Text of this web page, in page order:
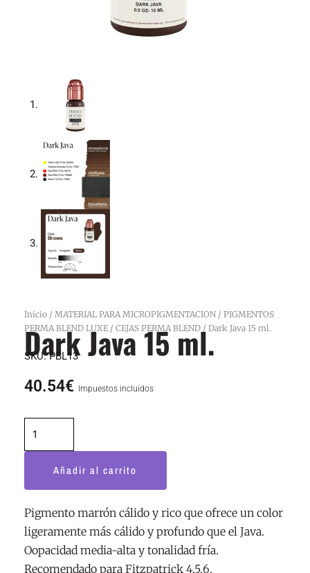
Inicio / MATERIAL PARA MICROPIGMENTACION / PIGMENTOS
PERMA BLEND LUXE/ CEJAS PERMA BLEND / Dark Java 15 ml.
Dark Java 15 ml.
SKU:PBL13
40.54€ Impuestos incluidos
Java
cantidad
Añadir al carrito
Pigmento marrón cálido y rico que ofrece un color
ligeramente más cálido y profundo que el Java.
Oopacidad media-alta y tonalidad fría.
Recomendado para Fitzpatrick 4,5,6.